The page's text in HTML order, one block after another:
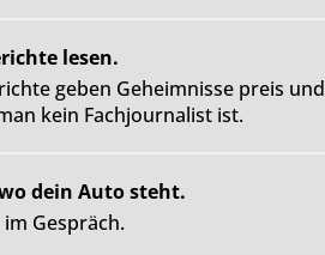
lesen.
geben Geheimnisse preis
kein Fachjournalist ist.
dein Auto steht.
Gespräch.